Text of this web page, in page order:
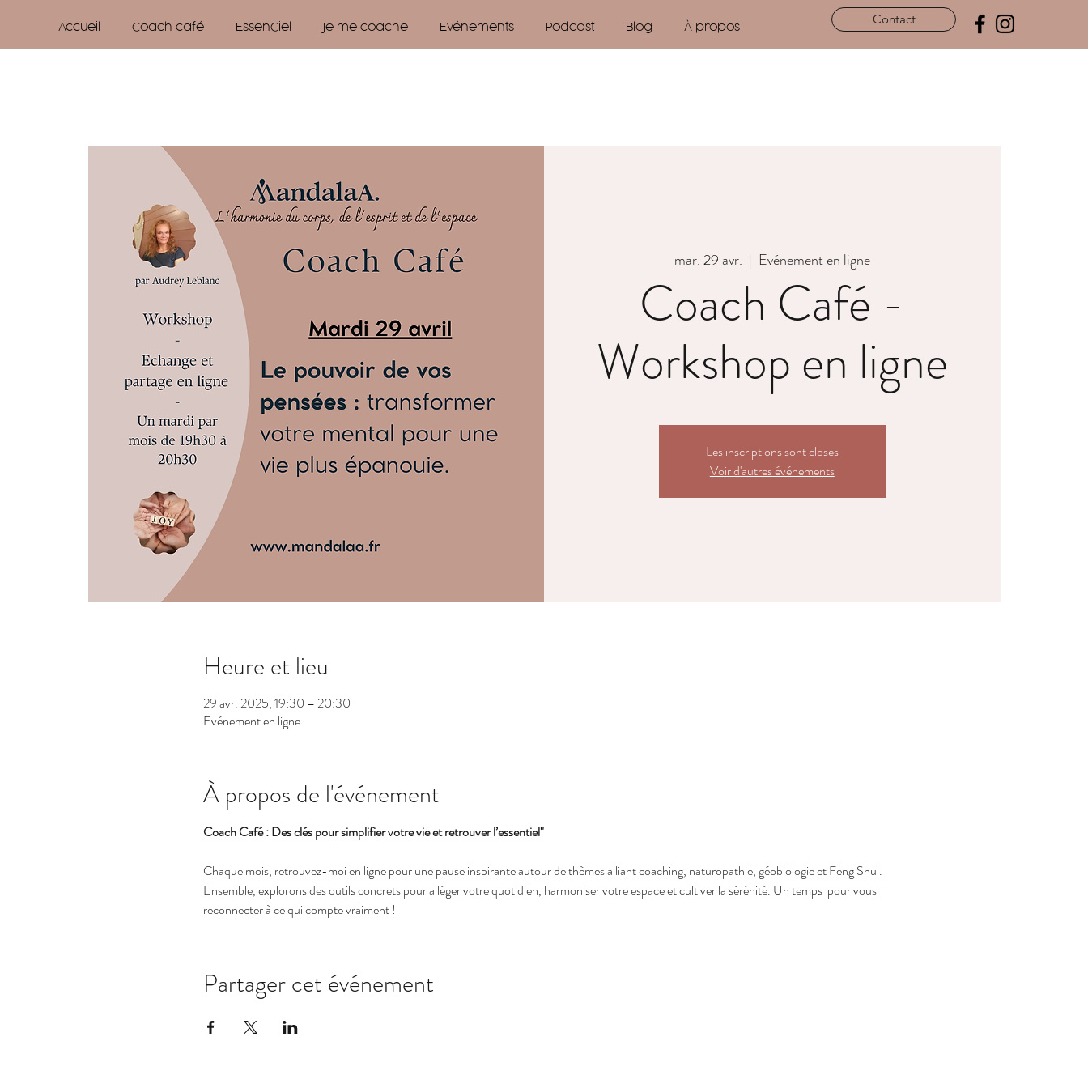
Accueil Coach café EssenCiel Je me coache Evénements Podcast Blog À propos Contact
mar. 29 avr.
  |
Evénement en ligne
Coach Café -
Workshop en ligne
Les inscriptions sont closes
Voir d'autres événements
Heure et lieu
29 avr. 2025, 19:30 – 20:30
Evénement en ligne
À propos de l'événement
Coach Café : Des clés pour simplifier votre vie et retrouver l’essentiel"
Chaque mois, retrouvez-moi en ligne pour une pause inspirante autour de thèmes alliant coaching, naturopathie, géobiologie et Feng Shui.
Ensemble, explorons des outils concrets pour alléger votre quotidien, harmoniser votre espace et cultiver la sérénité. Un temps  pour vous
reconnecter à ce qui compte vraiment !
Partager cet événement